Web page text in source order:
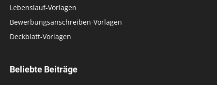
Lebenslauf-Vorlagen
Bewerbungsanschreiben-Vorlagen
Deckblatt-Vorlagen
Beliebte Beiträge